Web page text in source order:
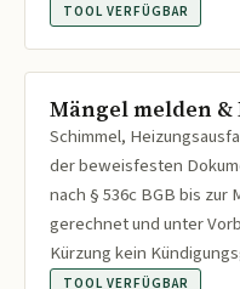
TOOL VERFÜGBAR
Mängel melden
Schimmel,
der beweisfesten
nach § 536c BGB bis
gerechnet und unter
Kürzung kein
TOOL VERFÜGBAR